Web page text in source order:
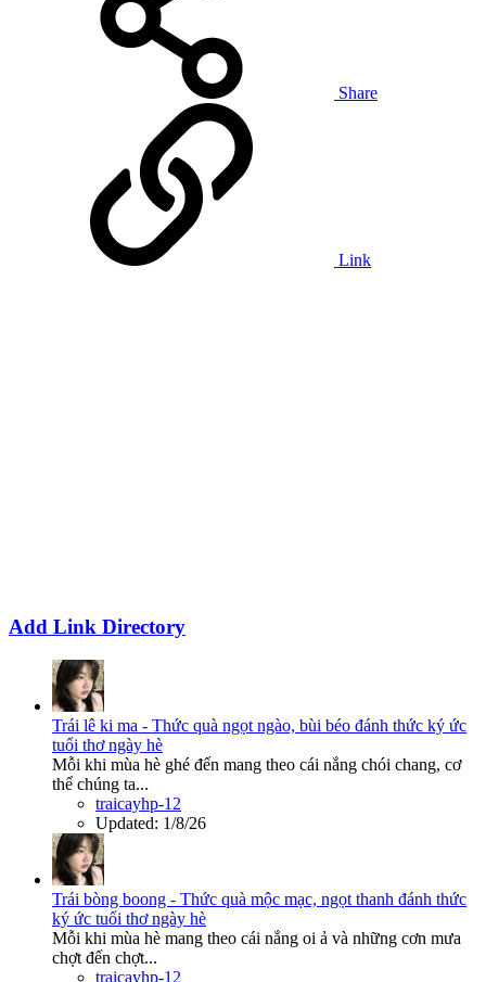
Share
Link
Add Link Directory
Trái lê ki ma - Thức quà ngọt ngào, bùi béo đánh thức ký ức
tuổi thơ ngày hè
Mỗi khi mùa hè ghé đến mang theo cái nắng chói chang, cơ
thể chúng ta...
traicayhp-12
Updated: 1/8/26
Trái bòng boong - Thức quà mộc mạc, ngọt thanh đánh thức
ký ức tuổi thơ ngày hè
Mỗi khi mùa hè mang theo cái nắng oi ả và những cơn mưa
chợt đến chợt...
traicayhp-12